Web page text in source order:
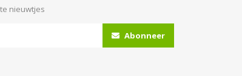
nieuwtjes
Abonneer